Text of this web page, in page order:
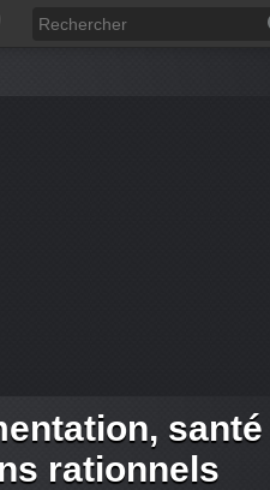
santé
rationnels